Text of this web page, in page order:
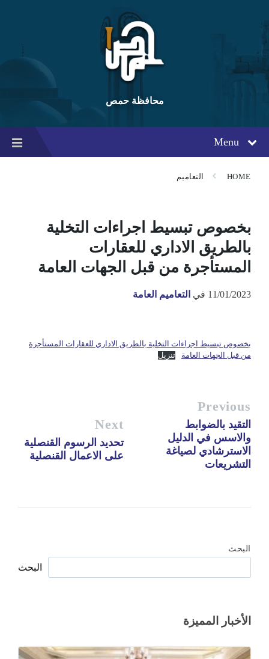
content
main
navigation
footer
محافظة حمص
Menu
HOME التعاميم
بخصوص تبسيط اجراءات التخلية
بالطريق الاداري للعقارات
المستأجرة من قبل الجهات العامة
11/01/2023 في التعاميم العامة
بخصوص تبسيط اجراءات التخلية بالطريق الاداري للعقارات المستأجرة
من قبل الجهات العامة
تنزيل
Previous
التقيد بالضوابط
والاسس في الدليل
الاسترشادي لصياغة
التشريعات
Next
تحديد الرسوم القنصلية
على الاعمال القنصلية
البحث
البحث
الأخبار المميزة